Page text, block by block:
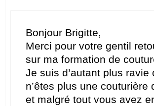
Bonjour Brigitte,
Merci pour votre gentil
sur ma formation de
Je suis d’autant plus ravie
n’êtes plus une couturière
et malgré tout vous avez